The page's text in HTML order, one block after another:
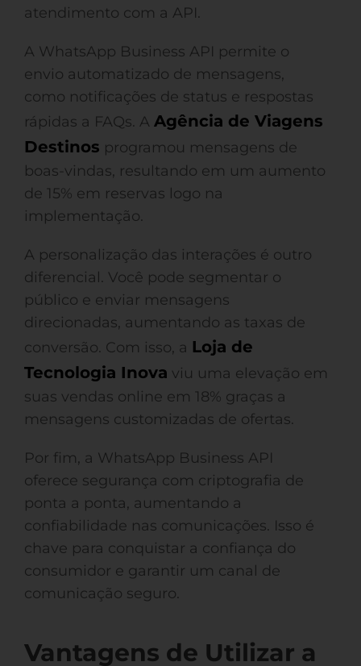
atendimento com a API.
A WhatsApp Business API permite o
envio automatizado de mensagens,
como notificações de status e respostas
rápidas a FAQs. A Agência de Viagens
Destinos programou mensagens de
boas-vindas, resultando em um aumento
de 15% em reservas logo na
implementação.
A personalização das interações é outro
diferencial. Você pode segmentar o
público e enviar mensagens
direcionadas, aumentando as taxas de
conversão. Com isso, a Loja de
Tecnologia Inova viu uma elevação em
suas vendas online em 18% graças a
mensagens customizadas de ofertas.
Por fim, a WhatsApp Business API
oferece segurança com criptografia de
ponta a ponta, aumentando a
confiabilidade nas comunicações. Isso é
chave para conquistar a confiança do
consumidor e garantir um canal de
comunicação seguro.
Vantagens de Utilizar a